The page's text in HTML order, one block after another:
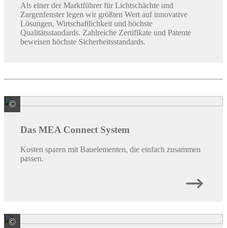
Als einer der Marktführer für Lichtschächte und
Zargenfenster legen wir größten Wert auf innovative
Lösungen, Wirtschaftlichkeit und höchste
Qualitätsstandards. Zahlreiche Zertifikate und Patente
beweisen höchste Sicherheitsstandards.
© MEA Bautechnik GmbH Geschäftsbereich
Das MEA Connect System
Kosten sparen mit Bauelementen, die einfach zusammen
passen.
© MEA Bautechnik GmbH Geschäftsbereich